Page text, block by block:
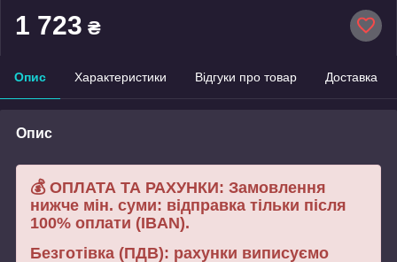
1 723 ₴
Опис Характеристики Відгуки про товар Доставка
Опис
💰 ОПЛАТА ТА РАХУНКИ: Замовлення
нижче мін. суми: відправка тільки після
100% оплати (IBAN).
Безготівка (ПДВ): рахунки виписуємо